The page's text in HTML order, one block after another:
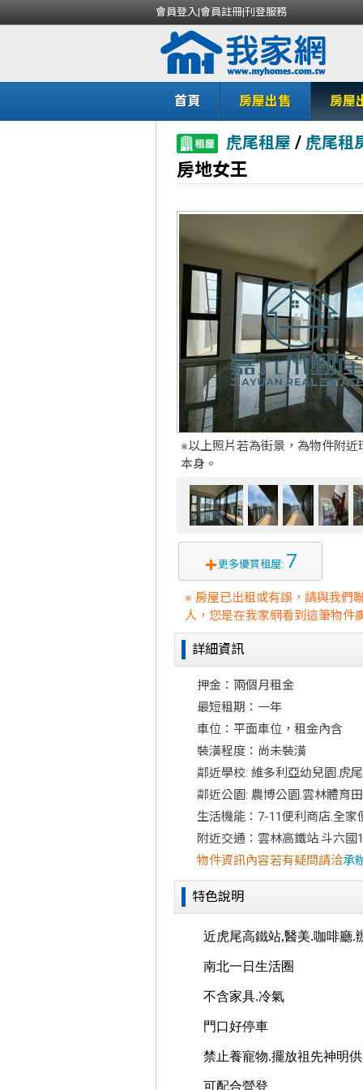
會員登入|會員註冊|刊登服務
首頁 房屋出售 房屋
虎尾租屋 / 虎尾租
房地女王
※以上照片若為街景，為物件附近
本身。
更多優質租屋: 7
※ 房屋已出租或有誤，請與我們
人，您是在我家網看到這筆物件
詳細資訊
押金：兩個月租金
最短租期：一年
車位：平面車位，租金內含
裝潢程度：尚未裝潢
鄰近學校: 維多利亞幼兒園.虎
鄰近公園: 農博公園.雲林體育
生活機能：7-11便利商店.全家
附近交通：雲林高鐵站.斗六國
物件資訊內容若有疑問請洽承
特色說明